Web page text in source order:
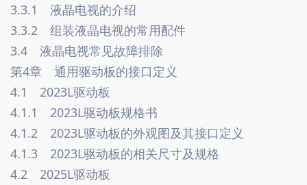
3.3.1　液晶电视的介绍
3.3.2　组装液晶电视的常用配件
3.4　液晶电视常见故障排除
第4章　通用驱动板的接口定义
4.1　2023L驱动板
4.1.1　2023L驱动板规格书
4.1.2　2023L驱动板的外观图及其接口定义
4.1.3　2023L驱动板的相关尺寸及规格
4.2　2025L驱动板